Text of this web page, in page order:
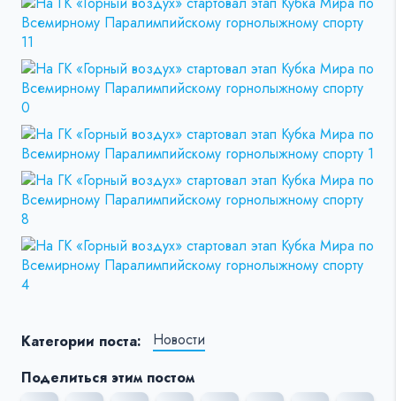
Категории поста:
Новости
Поделиться этим постом